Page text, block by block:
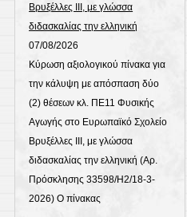
Βρυξέλλες ΙΙΙ, με γλώσσα
διδασκαλίας την ελληνική
07/08/2026
Κύρωση αξιολογικού πίνακα για
την κάλυψη με απόσπαση δύο
(2) θέσεων κλ. ΠΕ11 Φυσικής
Αγωγής στο Ευρωπαϊκό Σχολείο
Βρυξέλλες ΙΙΙ, με γλώσσα
διδασκαλίας την ελληνική (Αρ.
Πρόσκλησης 33598/Η2/18-3-
2026) Ο πίνακας